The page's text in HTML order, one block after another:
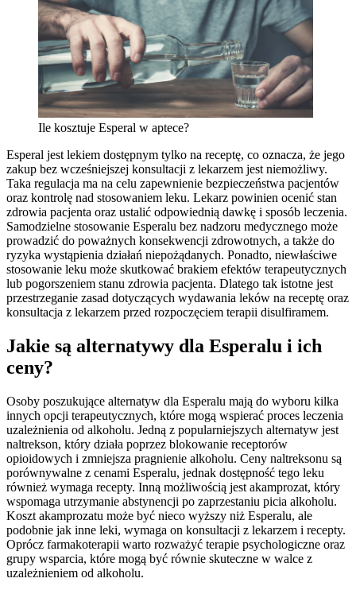
Ile kosztuje Esperal w aptece?
Esperal jest lekiem dostępnym tylko na receptę, co oznacza, że jego
zakup bez wcześniejszej konsultacji z lekarzem jest niemożliwy.
Taka regulacja ma na celu zapewnienie bezpieczeństwa pacjentów
oraz kontrolę nad stosowaniem leku. Lekarz powinien ocenić stan
zdrowia pacjenta oraz ustalić odpowiednią dawkę i sposób leczenia.
Samodzielne stosowanie Esperalu bez nadzoru medycznego może
prowadzić do poważnych konsekwencji zdrowotnych, a także do
ryzyka wystąpienia działań niepożądanych. Ponadto, niewłaściwe
stosowanie leku może skutkować brakiem efektów terapeutycznych
lub pogorszeniem stanu zdrowia pacjenta. Dlatego tak istotne jest
przestrzeganie zasad dotyczących wydawania leków na receptę oraz
konsultacja z lekarzem przed rozpoczęciem terapii disulfiramem.
Jakie są alternatywy dla Esperalu i ich
ceny?
Osoby poszukujące alternatyw dla Esperalu mają do wyboru kilka
innych opcji terapeutycznych, które mogą wspierać proces leczenia
uzależnienia od alkoholu. Jedną z popularniejszych alternatyw jest
naltrekson, który działa poprzez blokowanie receptorów
opioidowych i zmniejsza pragnienie alkoholu. Ceny naltreksonu są
porównywalne z cenami Esperalu, jednak dostępność tego leku
również wymaga recepty. Inną możliwością jest akamprozat, który
wspomaga utrzymanie abstynencji po zaprzestaniu picia alkoholu.
Koszt akamprozatu może być nieco wyższy niż Esperalu, ale
podobnie jak inne leki, wymaga on konsultacji z lekarzem i recepty.
Oprócz farmakoterapii warto rozważyć terapie psychologiczne oraz
grupy wsparcia, które mogą być równie skuteczne w walce z
uzależnieniem od alkoholu.